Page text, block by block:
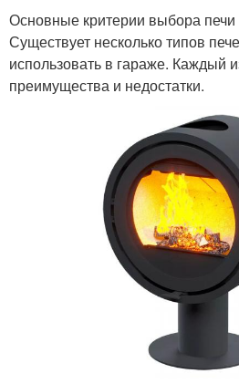
Основные критерии выбора печи
Существует несколько типов
использовать в гараже. Каждый
преимущества и недостатки.